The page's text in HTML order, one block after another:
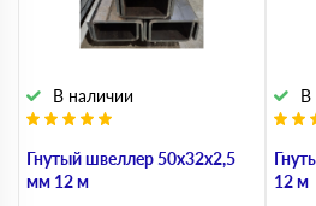
Гнутый швеллер 50х32х2,5
мм 12 м
В наличии
12 м
В